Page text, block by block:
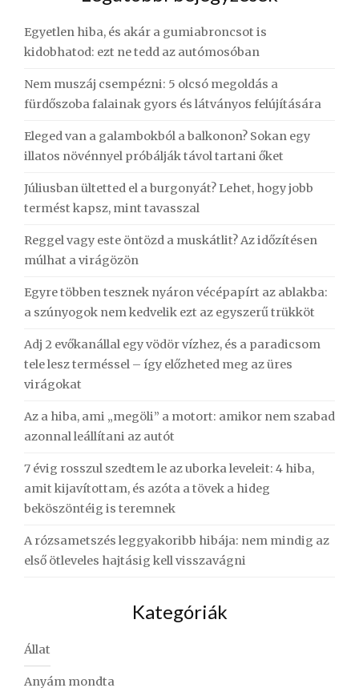
Egyetlen hiba, és akár a gumiabroncsot is
kidobhatod: ezt ne tedd az autómosóban
Nem muszáj csempézni: 5 olcsó megoldás a
fürdőszoba falainak gyors és látványos felújítására
Eleged van a galambokból a balkonon? Sokan egy
illatos növénnyel próbálják távol tartani őket
Júliusban ültetted el a burgonyát? Lehet, hogy jobb
termést kapsz, mint tavasszal
Reggel vagy este öntözd a muskátlit? Az időzítésen
múlhat a virágözön
Egyre többen tesznek nyáron vécépapírt az ablakba:
a szúnyogok nem kedvelik ezt az egyszerű trükköt
Adj 2 evőkanállal egy vödör vízhez, és a paradicsom
tele lesz terméssel – így előzheted meg az üres
virágokat
Az a hiba, ami „megöli” a motort: amikor nem szabad
azonnal leállítani az autót
7 évig rosszul szedtem le az uborka leveleit: 4 hiba,
amit kijavítottam, és azóta a tövek a hideg
beköszöntéig is teremnek
A rózsametszés leggyakoribb hibája: nem mindig az
első ötleveles hajtásig kell visszavágni
Kategóriák
Állat
Anyám mondta